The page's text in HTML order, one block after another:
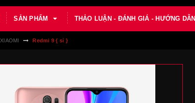
SẢN PHẨM THẢO LUẬN - ĐÁNH GIÁ - HƯỚNG DẪN
XIAOMI Redmi 9 { sỉ }